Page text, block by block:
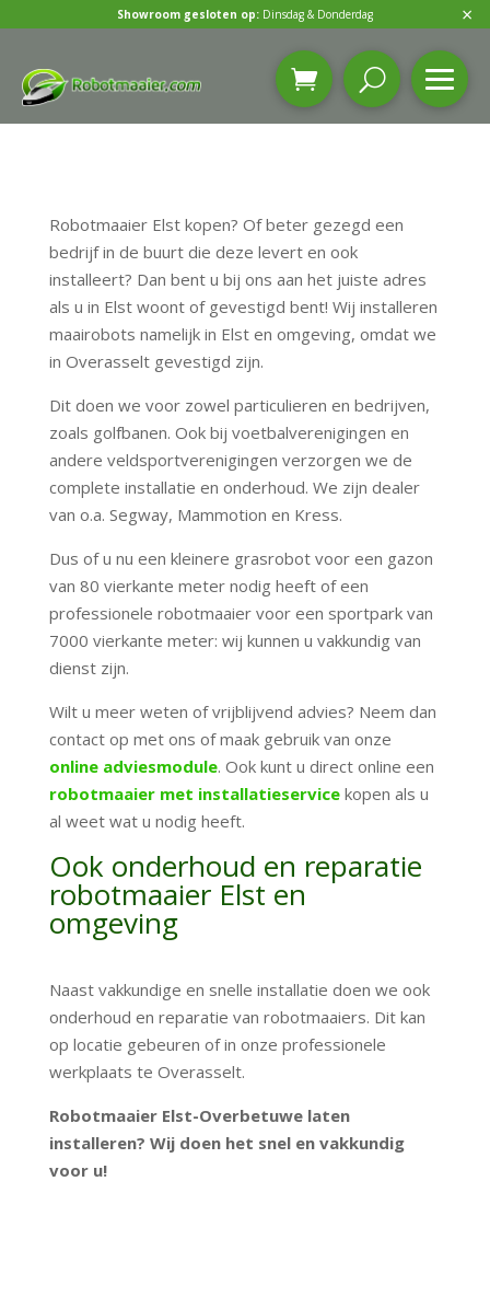
Showroom gesloten op: Dinsdag & Donderdag ×
Robotmaaier Elst kopen? Of beter gezegd een
bedrijf in de buurt die deze levert en ook
installeert? Dan bent u bij ons aan het juiste adres
als u in Elst woont of gevestigd bent! Wij installeren
maairobots namelijk in Elst en omgeving, omdat we
in Overasselt gevestigd zijn.
Dit doen we voor zowel particulieren en bedrijven,
zoals golfbanen. Ook bij voetbalverenigingen en
andere veldsportverenigingen verzorgen we de
complete installatie en onderhoud. We zijn dealer
van o.a. Segway, Mammotion en Kress.
Dus of u nu een kleinere grasrobot voor een gazon
van 80 vierkante meter nodig heeft of een
professionele robotmaaier voor een sportpark van
7000 vierkante meter: wij kunnen u vakkundig van
dienst zijn.
Wilt u meer weten of vrijblijvend advies? Neem dan
contact op met ons of maak gebruik van onze
online adviesmodule. Ook kunt u direct online een
robotmaaier met installatieservicekopen als u
al weet wat u nodig heeft.
Ook onderhoud en reparatie
robotmaaier Elst en
omgevingonderhoud en
reparatie robotmaaiers
Naast vakkundige en snelle installatie doen we ook
onderhoud en reparatie van robotmaaiers. Dit kan
op locatie gebeuren of in onze professionele
werkplaats te Overasselt.
Robotmaaier Elst-Overbetuwe laten
installeren? Wij doen het snel en vakkundig
voor u!